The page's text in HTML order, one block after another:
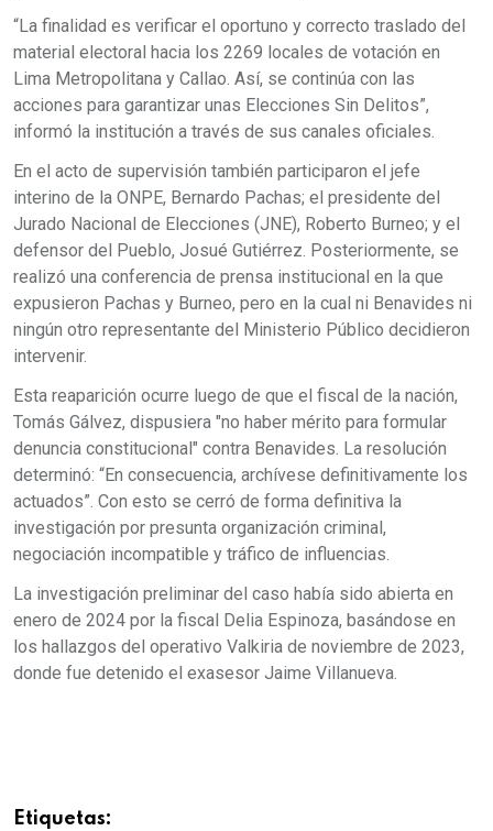
“La finalidad es verificar el oportuno y correcto traslado del
material electoral hacia los 2269 locales de votación en
Lima Metropolitana y Callao. Así, se continúa con las
acciones para garantizar unas Elecciones Sin Delitos”,
informó la institución a través de sus canales oficiales.
En el acto de supervisión también participaron el jefe
interino de la ONPE, Bernardo Pachas; el presidente del
Jurado Nacional de Elecciones (JNE), Roberto Burneo; y el
defensor del Pueblo, Josué Gutiérrez. Posteriormente, se
realizó una conferencia de prensa institucional en la que
expusieron Pachas y Burneo, pero en la cual ni Benavides ni
ningún otro representante del Ministerio Público decidieron
intervenir.
Esta reaparición ocurre luego de que el fiscal de la nación,
Tomás Gálvez, dispusiera "no haber mérito para formular
denuncia constitucional" contra Benavides. La resolución
determinó: “En consecuencia, archívese definitivamente los
actuados”. Con esto se cerró de forma definitiva la
investigación por presunta organización criminal,
negociación incompatible y tráfico de influencias.
La investigación preliminar del caso había sido abierta en
enero de 2024 por la fiscal Delia Espinoza, basándose en
los hallazgos del operativo Valkiria de noviembre de 2023,
donde fue detenido el exasesor Jaime Villanueva.
Etiquetas: